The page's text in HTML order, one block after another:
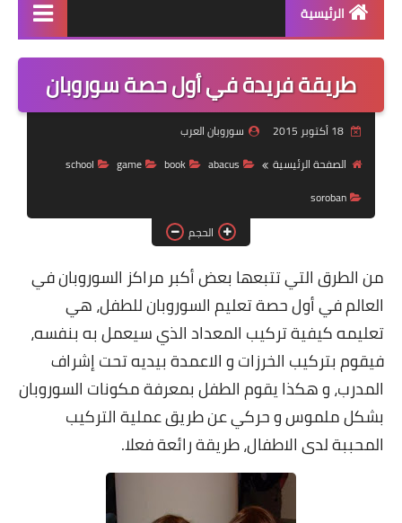
الرئيسية
منتجاتنا
دورة سوروبان اونلاين
كراسات البرنامج pdf
كتاب الشامل في السوروبان
طريقة فريدة في أول حصة سوروبان
18 أكتوبر 2015
سوروبان العرب
الصفحة الرئيسية
abacus
book
game
school
soroban
الحجم
من الطرق التي تتبعها بعض أكبر مراكز السوروبان في
العالم في أول حصة تعليم السوروبان للطفل، هي
تعليمه كيفية تركيب المعداد الذي سيعمل به بنفسه،
فيقوم بتركيب الخرزات و الاعمدة بيديه تحت إشراف
المدرب، و هكذا يقوم الطفل بمعرفة مكونات السوروبان
بشكل ملموس و حركي عن طريق عملية التركيب
المحببة لدى الاطفال، طريقة رائعة فعلا.